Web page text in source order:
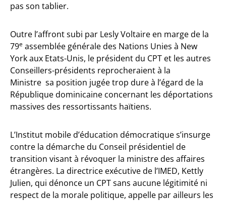
pas son tablier.
Outre l’affront subi par Lesly Voltaire en marge de la
79e assemblée générale des Nations Unies à New
York aux Etats-Unis, le président du CPT et les autres
Conseillers-présidents reprocheraient à la
Ministre sa position jugée trop dure à l’égard de la
République dominicaine concernant les déportations
massives des ressortissants haïtiens.
L’Institut mobile d’éducation démocratique s’insurge
contre la démarche du Conseil présidentiel de
transition visant à révoquer la ministre des affaires
étrangères. La directrice exécutive de l’IMED, Kettly
Julien, qui dénonce un CPT sans aucune légitimité ni
respect de la morale politique, appelle par ailleurs les